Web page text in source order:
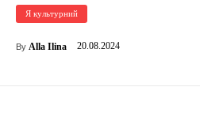
Я культурний
By Alla Ilina 20.08.2024